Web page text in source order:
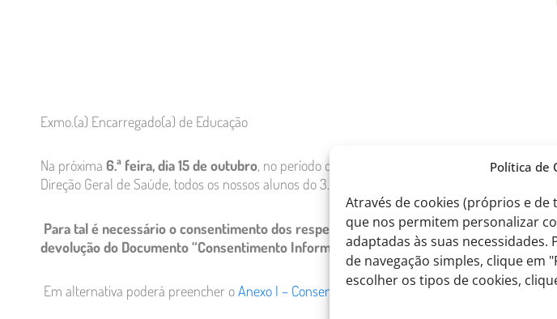
Política de
Através de cookies (próprios e
que nos permitem personalizar
adaptadas às suas
de navegação simples, clique em
escolher os tipos de cookies,
Exmo.(a) Encarregado(a) de Educação
Na próxima 6.ª feira, dia 15 de outubro, no período que decorre entre as 11 e as 13h, por
Direção Geral de Saúde, todos os nossos alunos do 3.º Ciclo e E. Secundário, Professores e
Para tal é necessário o consentimento dos respetivos Encarregados de Educação,
devolução do Documento “Consentimento Informado) que lhe será apresentado pelo
Em alternativa poderá preencher oAnexo I – Consentimento informado alunos